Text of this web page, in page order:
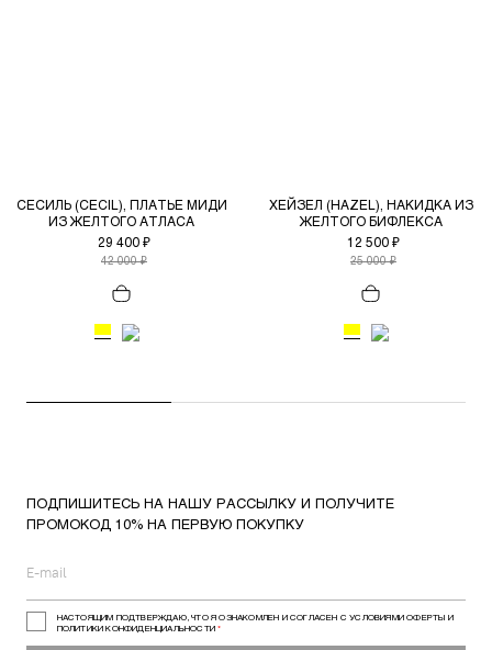
СЕСИЛЬ (CECIL), ПЛАТЬЕ МИДИ
ИЗ ЖЕЛТОГО АТЛАСА
29 400 ₽
42 000 ₽
ХЕЙЗЕЛ (HAZEL), НАКИДКА ИЗ
ЖЕЛТОГО БИФЛЕКСА
12 500 ₽
25 000 ₽
ПОДПИШИТЕСЬ НА НАШУ РАССЫЛКУ И ПОЛУЧИТЕ
ПРОМОКОД 10% НА ПЕРВУЮ ПОКУПКУ
НАСТОЯЩИМ ПОДТВЕРЖДАЮ, ЧТО Я ОЗНАКОМЛЕН И СОГЛАСЕН С УСЛОВИЯМИ ОФЕРТЫ И
ПОЛИТИКИ КОНФИДЕНЦИАЛЬНОСТИ*